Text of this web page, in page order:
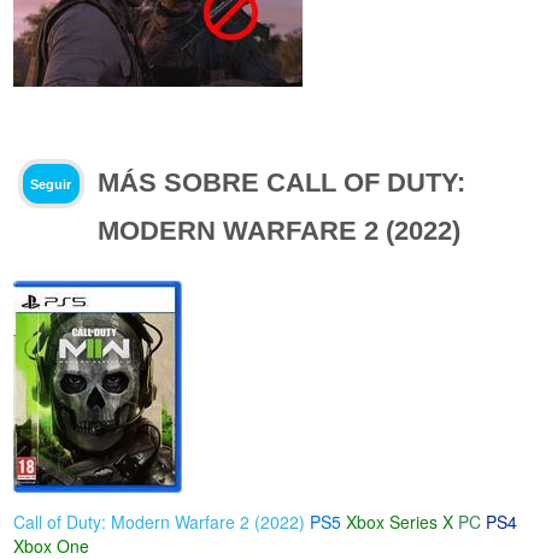
Seguir
MÁS SOBRE CALL OF DUTY:
MODERN WARFARE 2 (2022)
Call of Duty: Modern Warfare 2 (2022) PS5 Xbox Series X PC PS4
Xbox One